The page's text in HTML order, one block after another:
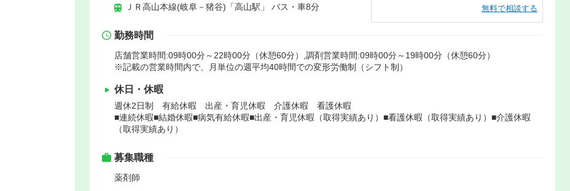
ＪＲ高山本線(岐阜－猪谷)「高山駅」 バス・車8分
無料で相談する
勤務時間
店舗営業時間:09時00分～22時00分（休憩60分）,調剤営業時間:09時00分～19時00分（休憩60分）
※記載の営業時間内で、月単位の週平均40時間での変形労働制（シフト制）
休日・休暇
週休2日制 有給休暇 出産・育児休暇 介護休暇 看護休暇
■連続休暇■結婚休暇■病気有給休暇■出産・育児休暇（取得実績あり）■看護休暇（取得実績あり）■介護休暇
（取得実績あり）
募集職種
薬剤師